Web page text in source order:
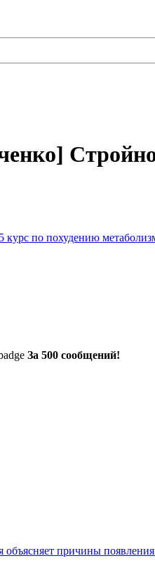
курс по похудению
За 500 сообщений!
причины